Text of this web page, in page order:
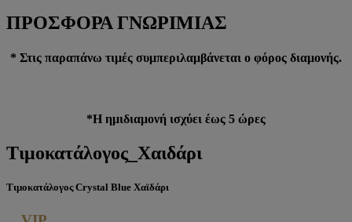
ΠΡΟΣΦΟΡΑΓΝΩΡΙΜΙΑΣ
* Στις παραπάνω τιμές συμπεριλαμβάνεται ο φόρος διαμονής.
*H ημιδιαμονή ισχύει έως 5 ώρες
Τιμοκατάλογος_Χαιδάρι
Τιμοκατάλογος Crystal Blue Χαϊδάρι